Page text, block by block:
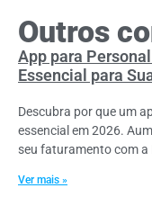
Outros
App para
Essencial para
Descubra por que um
essencial em 2026.
seu faturamento com a
Ver mais »